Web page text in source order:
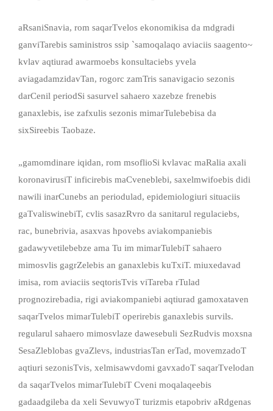
aRsaniSnavia, rom saqarTvelos ekonomikisa da mdgradi
ganviTarebis saministros ssip `samoqalaqo aviaciis saagento~
kvlav aqtiurad awarmoebs konsultaciebs yvela
aviagadamzidavTan, rogorc zamTris sanavigacio sezonis
darCenil periodSi sasurvel sahaero xazebze frenebis
ganaxlebis, ise zafxulis sezonis mimarTulebebisa da
sixSireebis Taobaze.
„gamomdinare iqidan, rom msoflioSi kvlavac maRalia axali
koronavirusiT inficirebis maCveneblebi, saxelmwifoebis didi
nawili inarCunebs an periodulad, epidemiologiuri situaciis
gaTvaliswinebiT, cvlis sasazRvro da sanitarul regulaciebs,
rac, bunebrivia, asaxvas hpovebs aviakompaniebis
gadawyvetilebebze ama Tu im mimarTulebiT sahaero
mimosvlis gagrZelebis an ganaxlebis kuTxiT. miuxedavad
imisa, rom aviaciis seqtorisTvis viTareba rTulad
prognozirebadia, rigi aviakompaniebi aqtiurad gamoxataven
saqarTvelos mimarTulebiT operirebis ganaxlebis survils.
regularul sahaero mimosvlaze dawesebuli SezRudvis moxsna
SesaZleblobas gvaZlevs, industriasTan erTad, movemzadoT
aqtiuri sezonisTvis, xelmisawvdomi gavxadoT saqarTvelodan
da saqarTvelos mimarTulebiT Cveni moqalaqeebis
gadaadgileba da xeli SevuwyoT turizmis etapobriv aRdgenas